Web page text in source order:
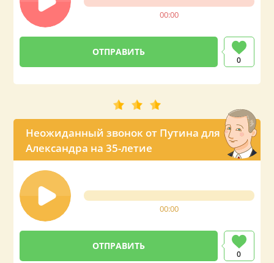
00:00
0
Неожиданный звонок от Путина для
Александра на 35-летие
00:00
0